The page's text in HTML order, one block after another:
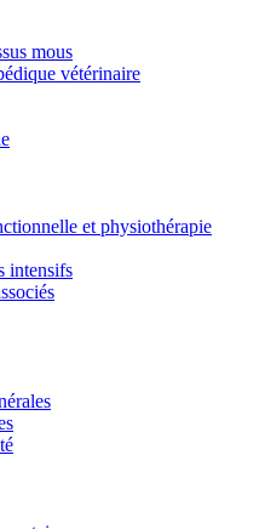
mous
vétérinaire
et physiothérapie
intensifs